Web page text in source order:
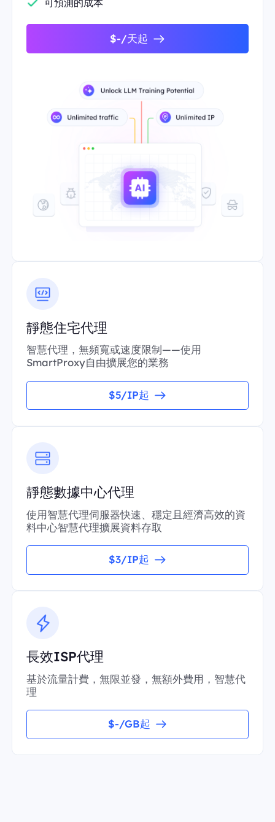
可預測的成本
$-/天起
靜態住宅代理
智慧代理，無頻寬或速度限制——使用
SmartProxy自由擴展您的業務
$5/IP起
靜態數據中心代理
使用智慧代理伺服器快速、穩定且經濟高效的資
料中心智慧代理擴展資料存取
$3/IP起
長效ISP代理
基於流量計費，無限並發，無額外費用，智慧代
理
$-/GB起